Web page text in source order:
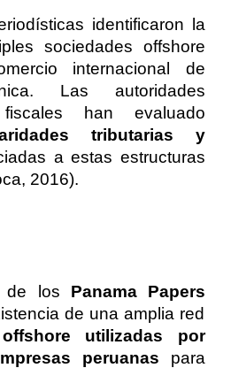
identificaron la
sociedades offshore
internacional de
Las autoridades
han evaluado
tributarias y
a estas estructuras
2016).
de los Panama Papers
de una amplia red
utilizadas por
peruanas para